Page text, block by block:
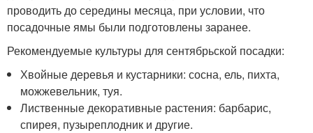
проводить до середины месяца, при условии, что
посадочные ямы были подготовлены заранее.
Рекомендуемые культуры для сентябрьской посадки:
Хвойные деревья и кустарники: сосна, ель, пихта,
можжевельник, туя.
Лиственные декоративные растения: барбарис,
спирея, пузыреплодник и другие.